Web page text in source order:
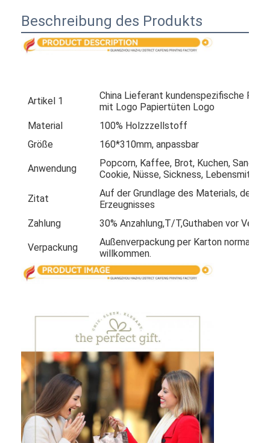
Heim
Über uns
Werksbesichtigung
Qualitätskontrolle
Verpackungskartondruck
Elektronik-Verpackungsbox
Papiergeschenktaschen
Steife Geschenkbox
Faltschachtel aus Papier
Anzeigefach
Beschreibung des Produkts
Artikel 1
China Lieferant kundenspezifische
mit Logo Papiertüten Logo
Material
100% Holzzzellstoff
Größe
160*310mm, anpassbar
Anwendung
Popcorn, Kaffee, Brot, Kuchen,
Cookie, Nüsse, Sickness, Lebensmittel
Zitat
Auf der Grundlage des Materials, der
Erzeugnisses
Zahlung
30% Anzahlung,T/T,Guthaben vor
Verpackung
Außenverpackung per Karton
willkommen.